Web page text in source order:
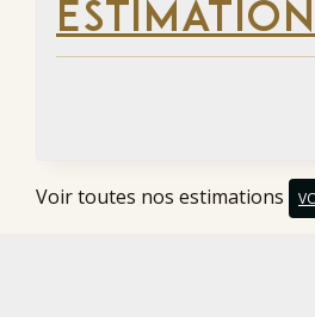
Voir toutes nos estimations